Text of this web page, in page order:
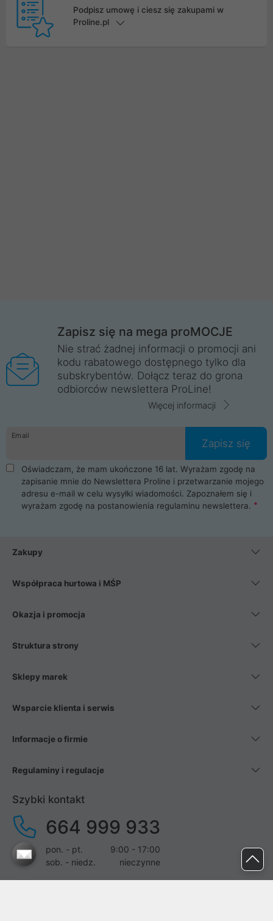
Podpisz umowę i ciesz się zakupami w
Proline.pl
Zapisz się na mega proMOCJE
Nie strać żadnej informacji o promocji ani
kodu rabatowego dostępnego tylko dla
subskrybentów. Dołącz teraz do grona
odbiorców newslettera ProLine!
Więcej informacji
Email
Zapisz się
Oświadczam, że mam ukończone 16 lat. Wyrażam zgodę na
zapisanie mnie do Newslettera Proline i przetwarzanie mojego
adresu e-mail w celu wysyłki wiadomości. Zapoznałem się i
wyrażam zgodę na postanowienia regulaminu newslettera.
Zakupy
Współpraca hurtowa i MŚP
Okazja i promocja
Struktura strony
Sklepy marek
Wsparcie klienta i serwis
Informacje o firmie
Regulaminy i regulacje
Szybki kontakt
664 999 933
pon. - pt.
9:00 - 17:00
sob. - niedz.
nieczynne